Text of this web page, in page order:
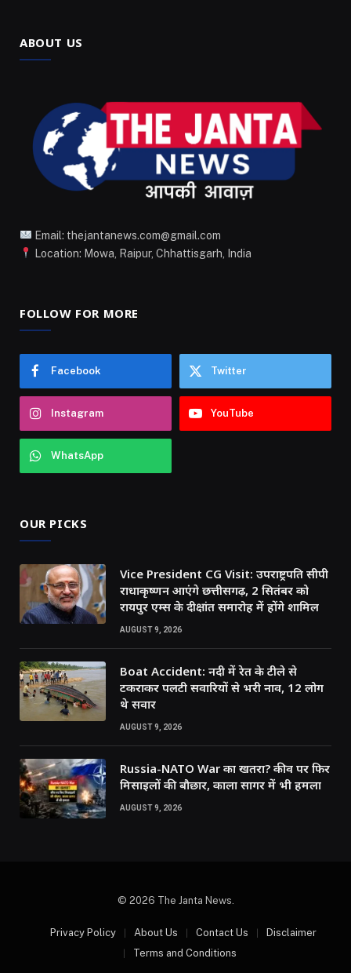
ABOUT US
Email: thejantanews.com@gmail.com
Location: Mowa, Raipur, Chhattisgarh, India
FOLLOW FOR MORE
Facebook Twitter
Instagram YouTube
WhatsApp
OUR PICKS
Vice President CG Visit: उपराष्ट्रपति सीपी
राधाकृष्णन आएंगे छत्तीसगढ़, 2 सितंबर को
रायपुर एम्स के दीक्षांत समारोह में होंगे शामिल
AUGUST 9, 2026
Boat Accident: नदी में रेत के टीले से
टकराकर पलटी सवारियों से भरी नाव, 12 लोग
थे सवार
AUGUST 9, 2026
Russia-NATO War का खतरा? कीव पर फिर
मिसाइलों की बौछार, काला सागर में भी हमला
AUGUST 9, 2026
© 2026 The Janta News.
Privacy Policy About Us Contact Us
Disclaimer
Terms and Conditions